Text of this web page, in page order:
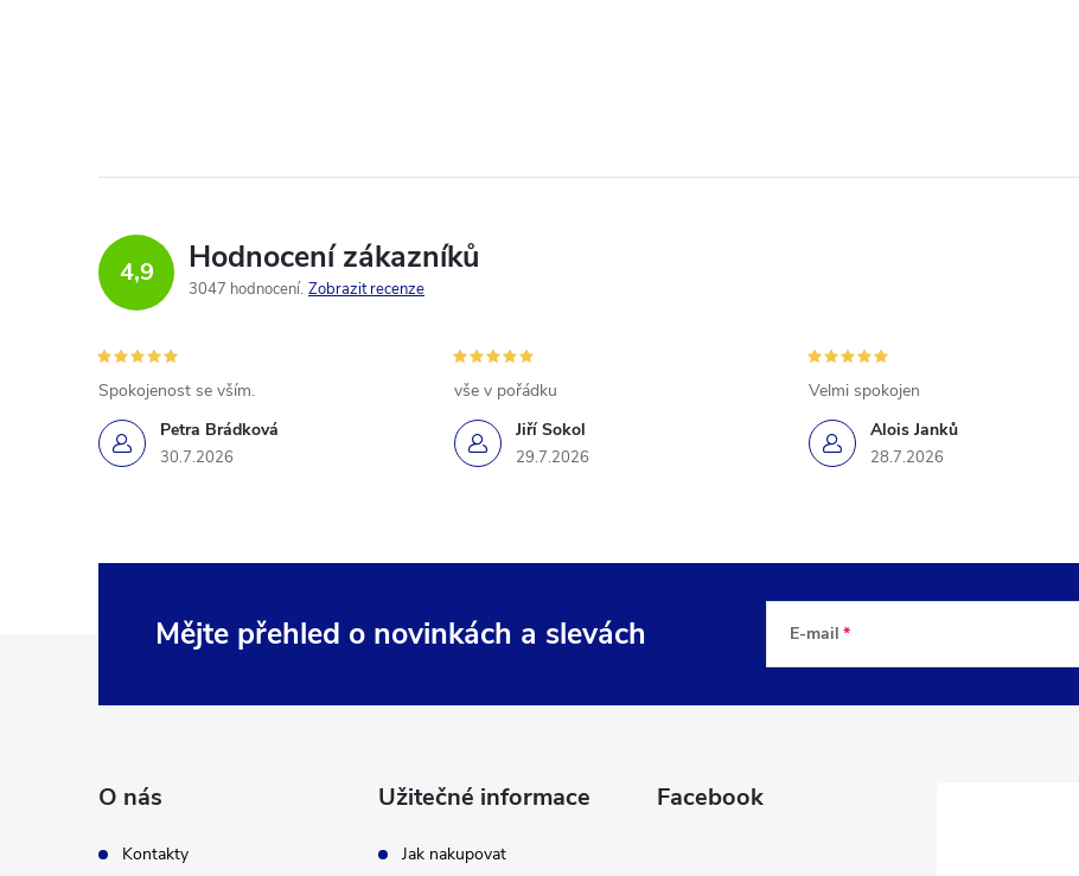
4,9 Hodnocení zákazníků
3047 hodnocení Zobrazit recenze
Petra Brádková
30.7.2026
Spokojenost se vším.
Jiří Sokol
29.7.2026
vše v pořádku
Alois Janků
28.7.2026
Velmi spokojen
Mějte přehled o novinkách a slevách E-mail
O nás
Kontakty
Užitečné informace
Jak nakupovat
Facebook